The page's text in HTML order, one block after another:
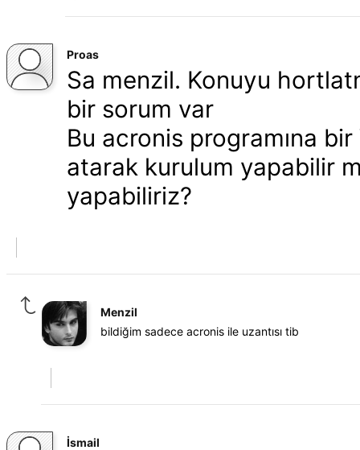
Proas
Sa menzil. Konuyu
bir sorum var
Bu acronis programına
atarak kurulum yapabilir
yapabiliriz?
Menzil
bildiğim sadece acronis ile uzantısı tib
İsmail